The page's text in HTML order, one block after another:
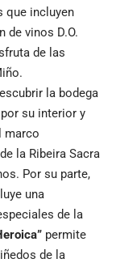
que incluyen
de vinos D.O.
de las
la bodega
su interior y
marco
la Ribeira Sacra
Por su parte,
una
de la
permite
de la